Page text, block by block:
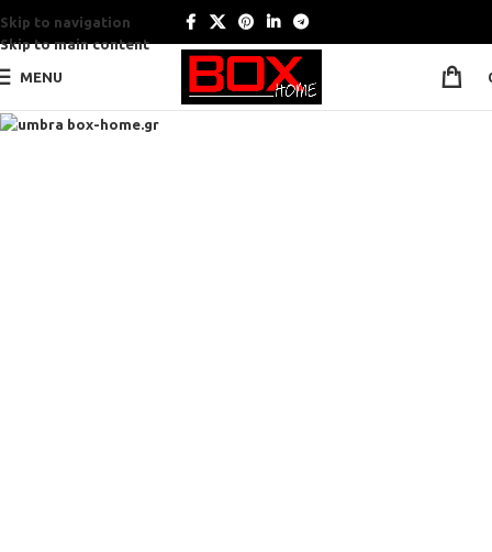
Skip to navigation
Skip to main content
MENU